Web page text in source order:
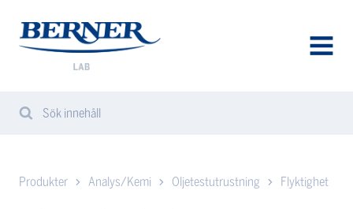
Berner
Lab
Search
Sök innehåll
Produkter Analys/Kemi Oljetestutrustning Flyktighet